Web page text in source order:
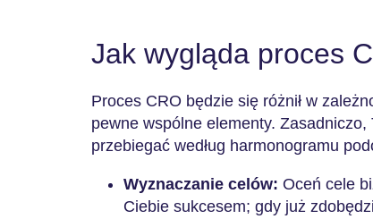
Jak wygląda proces
Proces CRO będzie się różnił w
pewne wspólne elementy.
przebiegać według harmonogramu
Wyznaczanie celów: Oceń cele
Ciebie sukcesem; gdy już